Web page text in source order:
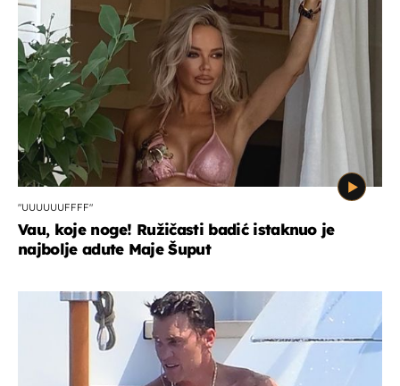
"UUUUUUFFFF"
Vau, koje noge! Ružičasti badić istaknuo je
najbolje adute Maje Šuput